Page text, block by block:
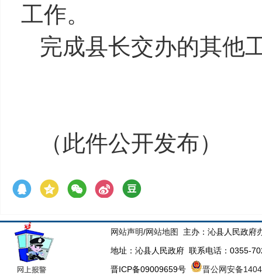
工作。
完成县长交办的其他
（此件公开发布）
网站声明/网站地图
主办：沁县人民政府
地址：沁县人民政府 联系电话：0355-
晋ICP备09009659号
晋公网安备